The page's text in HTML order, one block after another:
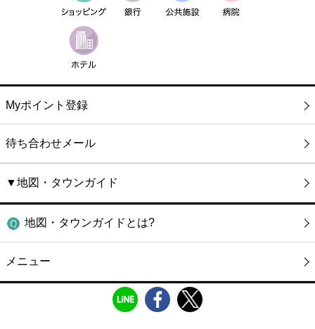
Myポイント登録
待ち合わせメール
▼地図・タウンガイド
地図・タウンガイドとは?
メニュー